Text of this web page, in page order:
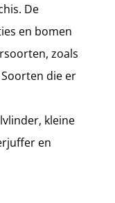
De
en bomen
zoals
die er
kleine
en